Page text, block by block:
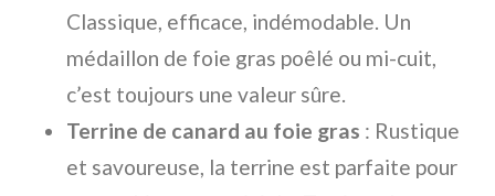
Classique, efficace, indémodable. Un
médaillon de foie gras poêlé ou mi-cuit,
c’est toujours une valeur sûre.
Terrine de canard au foie gras : Rustique
et savoureuse, la terrine est parfaite pour